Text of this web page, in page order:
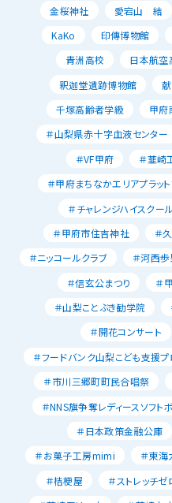
金桜神社
愛宕山 結
KaKo
印傳博物館
青洲高校
日本航空
釈迦堂遺跡博物館
千塚高齢者学級
甲府
＃山梨県赤十字血液センター
＃VF甲府
＃韮崎
＃甲府まちなかエリアプラッ
＃チャレンジハイスクール
＃甲府市住吉神社
＃
＃ニッコールクラブ
＃河西
＃信玄公まつり
＃
＃山梨ことぶき勧学院
＃開花コンサート
＃フードバンク山梨こども支援プ
＃市川三郷町町民合唱祭
＃NNS旗争奪レディースソフト
＃日本政策金融公庫
＃お菓子工房mimi
＃東海
＃桔梗屋
＃ストレッチゼ